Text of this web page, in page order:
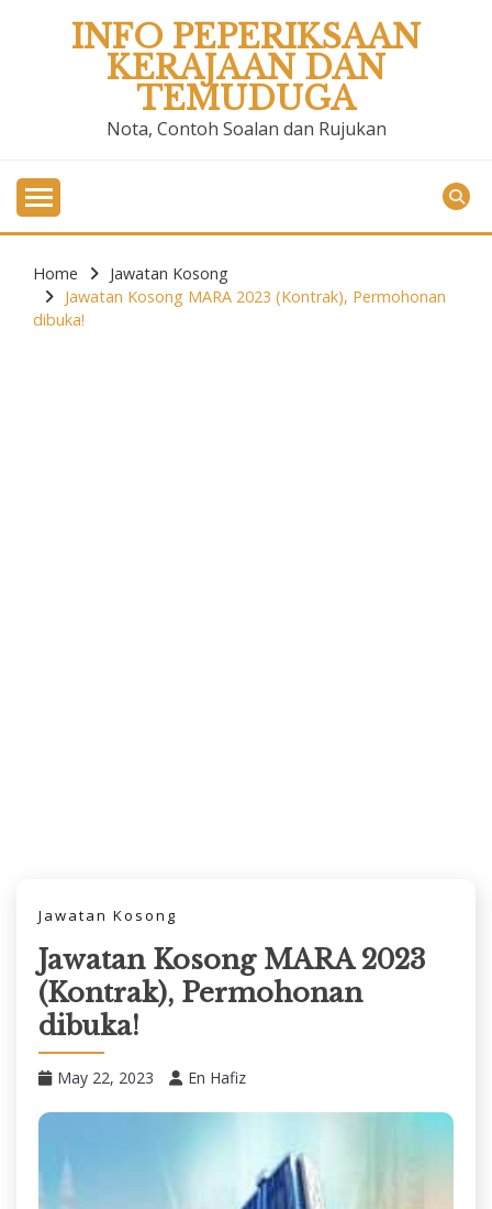
INFO PEPERIKSAAN
KERAJAAN DAN
TEMUDUGA
Nota, Contoh Soalan dan Rujukan
Home
Jawatan Kosong
Jawatan Kosong MARA 2023 (Kontrak), Permohonan
dibuka!
Jawatan Kosong
Jawatan Kosong MARA 2023
(Kontrak), Permohonan
dibuka!
May 22, 2023 En Hafiz